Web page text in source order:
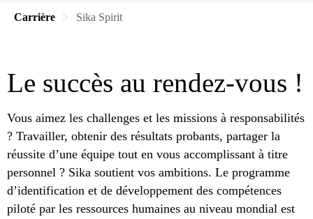
Carrière Sika Spirit
Le succès au rendez-vous !
Vous aimez les challenges et les missions à responsabilités
? Travailler, obtenir des résultats probants, partager la
réussite d’une équipe tout en vous accomplissant à titre
personnel ? Sika soutient vos ambitions. Le programme
d’identification et de développement des compétences
piloté par les ressources humaines au niveau mondial est